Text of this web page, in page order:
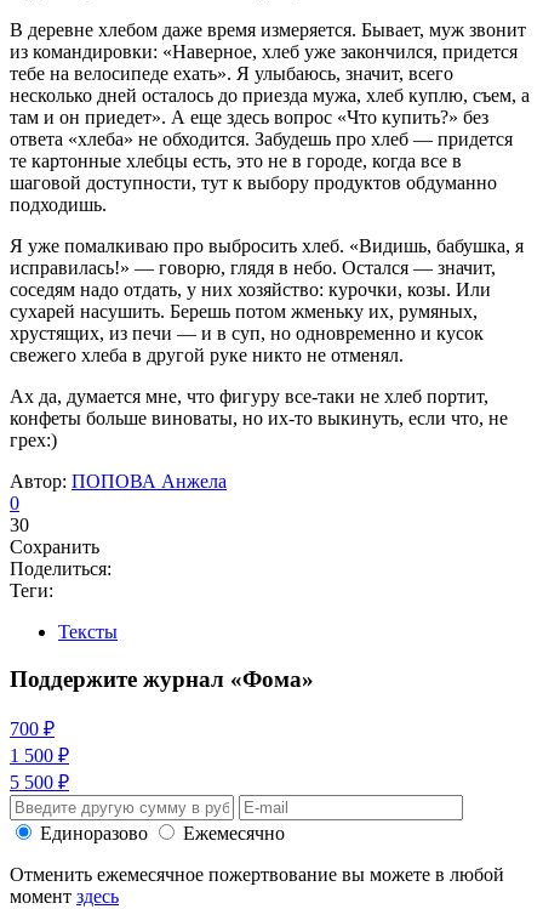
В деревне хлебом даже время измеряется. Бывает, муж звонит
из командировки: «Наверное, хлеб уже закончился, придется
тебе на велосипеде ехать». Я улыбаюсь, значит, всего
несколько дней осталось до приезда мужа, хлеб куплю, съем, а
там и он приедет». А еще здесь вопрос «Что купить?» без
ответа «хлеба» не обходится. Забудешь про хлеб — придется
те картонные хлебцы есть, это не в городе, когда все в
шаговой доступности, тут к выбору продуктов обдуманно
подходишь.
Я уже помалкиваю про выбросить хлеб. «Видишь, бабушка, я
исправилась!» — говорю, глядя в небо. Остался — значит,
соседям надо отдать, у них хозяйство: курочки, козы. Или
сухарей насушить. Берешь потом жменьку их, румяных,
хрустящих, из печи — и в суп, но одновременно и кусок
свежего хлеба в другой руке никто не отменял.
Ах да, думается мне, что фигуру все-таки не хлеб портит,
конфеты больше виноваты, но их-то выкинуть, если что, не
грех:)
Автор: ПОПОВА Анжела
0
30
Сохранить
Поделиться:
Теги:
Тексты
Поддержите журнал «Фома»
700 ₽
1 500 ₽
5 500 ₽
Единоразово
Ежемесячно
Отменить ежемесячное пожертвование вы можете в любой
момент здесь